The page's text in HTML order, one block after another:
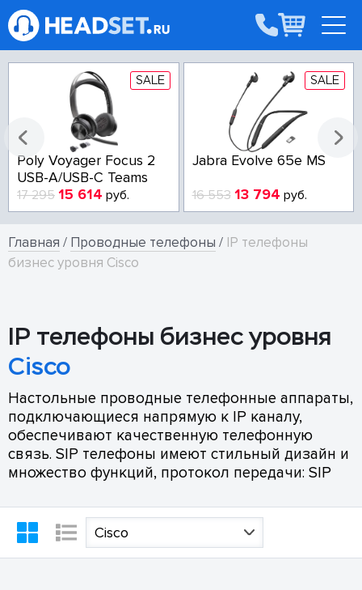
SALE
Poly Voyager Focus 2
USB-A/USB-C Teams
17 295 15 614 руб.
SALE
Jabra Evolve 65e MS
16 553 13 794 руб.
Главная / Проводные телефоны / IP телефоны
бизнес уровня Cisco
IP телефоны бизнес уровня
Cisco
Настольные проводные телефонные аппараты,
подключающиеся напрямую к IP каналу,
обеспечивают качественную телефонную
связь. SIP телефоны имеют стильный дизайн и
множество функций, протокол передачи: SIP
Cisco